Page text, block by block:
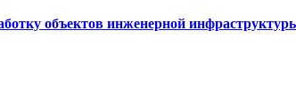
объектов инженерной